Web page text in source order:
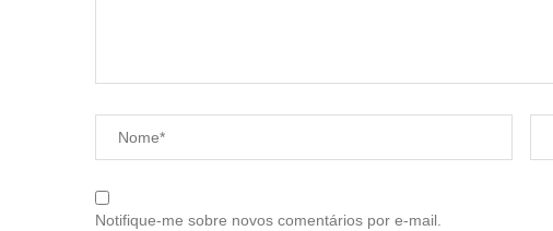
Notifique-me sobre novos comentários por e-mail.